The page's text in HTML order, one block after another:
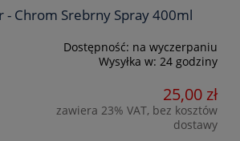
- Chrom Srebrny Spray 400ml
Dostępność: na wyczerpaniu
Wysyłka w: 24 godziny
25,00 zł
zawiera 23% VAT, bez kosztów
dostawy